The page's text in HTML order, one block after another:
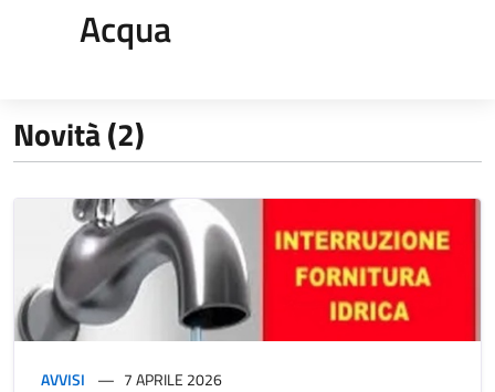
Acqua
Novità (2)
AVVISI 7 APRILE 2026